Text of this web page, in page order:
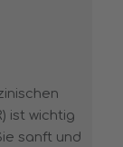
ist wichtig
sanft und